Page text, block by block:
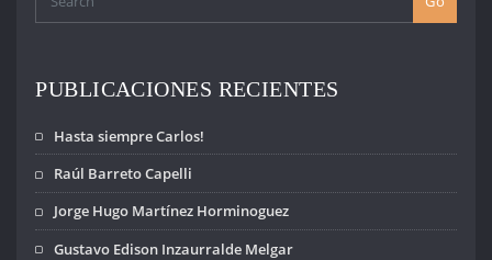
organizada, que a
democrática…
PUBLICACIONES RECIENTES
Hasta siempre Carlos!
Raúl Barreto Capelli
Jorge Hugo Martínez Horminoguez
Gustavo Edison Inzaurralde Melgar